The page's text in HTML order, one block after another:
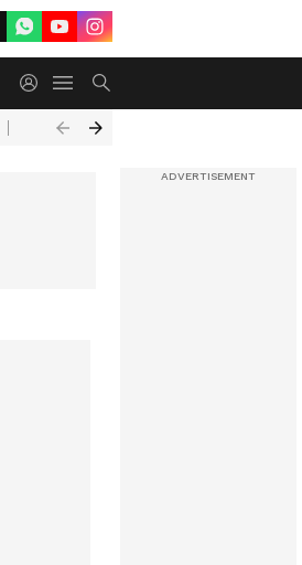
Akkineni Nageswara Rao